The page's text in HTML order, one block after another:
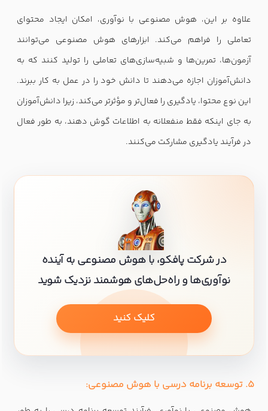
علاوه بر این، هوش مصنوعی با نوآوری، امکان ایجاد محتوای
تعاملی را فراهم می‌کند. ابزارهای هوش مصنوعی می‌توانند
آزمون‌ها، تمرین‌ها و شبیه‌سازی‌های تعاملی را تولید کنند که به
دانش‌آموزان اجازه می‌دهند تا دانش خود را در عمل به کار ببرند.
این نوع محتوا، یادگیری را فعال‌تر و مؤثرتر می‌کند، زیرا دانش‌آموزان
به جای اینکه فقط منفعلانه به اطلاعات گوش دهند، به طور فعال
در فرآیند یادگیری مشارکت می‌کنند.
در شرکت پافکو، با هوش مصنوعی به آینده
نوآوری‌ها و راه‌حل‌های هوشمند نزدیک شوید
کلیک کنید
5. توسعه برنامه درسی با هوش مصنوعی: